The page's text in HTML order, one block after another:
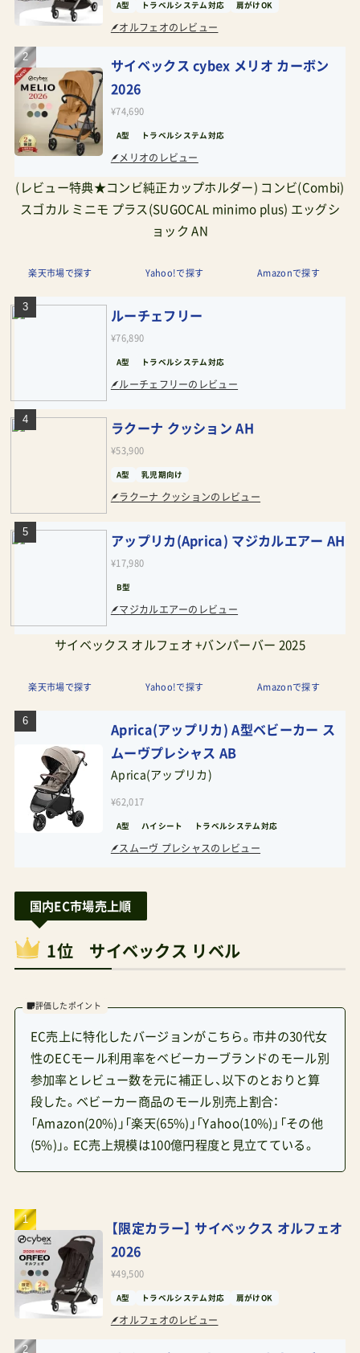
A型 トラベルシステム対応 肩がけOK
オルフェオのレビュー
サイベックス cybex メリオ カーボン
2026
¥74,690
A型 トラベルシステム対応
メリオのレビュー
(レビュー特典★コンビ純正カップホルダー) コンビ(Combi)
スゴカル ミニモ プラス(SUGOCAL minimo plus) エッグシ
ョック AN
Amazonで探す
楽天市場で探す Yahoo!で探す
ルーチェフリー
¥76,890
A型 トラベルシステム対応
ルーチェフリーのレビュー
ラクーナ クッション AH
¥53,900
A型 乳児期向け
ラクーナ クッションのレビュー
アップリカ(Aprica) マジカルエアー AH
¥17,980
B型
マジカルエアーのレビュー
サイベックス オルフェオ +バンパーバー 2025
Amazonで探す
楽天市場で探す Yahoo!で探す
Aprica(アップリカ) A型ベビーカー ス
ムーヴプレシャス AB
Aprica(アップリカ)
¥62,017
A型 ハイシート トラベルシステム対応
スムーヴ プレシャスのレビュー
国内EC市場売上順
1位 サイベックス リベル
評価したポイント
EC売上に特化したバージョンがこちら。市井の30代女
性のECモール利用率をベビーカーブランドのモール別
参加率とレビュー数を元に補正し、以下のとおりと算
段した。ベビーカー商品のモール別売上割合：
「Amazon(20%)」「楽天(65%)」「Yahoo(10%)」「その他
(5%)」。EC売上規模は100億円程度と見立てている。
【限定カラー】 サイベックス オルフェオ
2026
¥49,500
A型 トラベルシステム対応 肩がけOK
オルフェオのレビュー